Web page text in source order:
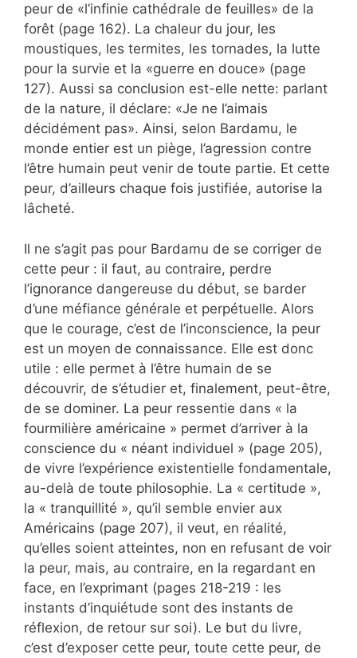
peur de «l’infinie cathédrale de feuilles» de la
forêt (page 162). La chaleur du jour, les
moustiques, les termites, les tornades, la lutte
pour la survie et la «guerre en douce» (page
127). Aussi sa conclusion est-elle nette: parlant
de la nature, il déclare: «Je ne l’aimais
décidément pas». Ainsi, selon Bardamu, le
monde entier est un piège, l’agression contre
l’être humain peut venir de toute partie. Et cette
peur, d’ailleurs chaque fois justifiée, autorise la
lâcheté.
Il ne s’agit pas pour Bardamu de se corriger de
cette peur : il faut, au contraire, perdre
l’ignorance dangereuse du début, se barder
d’une méfiance générale et perpétuelle. Alors
que le courage, c’est de l’inconscience, la peur
est un moyen de connaissance. Elle est donc
utile : elle permet à l’être humain de se
découvrir, de s’étudier et, finalement, peut-être,
de se dominer. La peur ressentie dans « la
fourmilière américaine » permet d’arriver à la
conscience du « néant individuel » (page 205),
de vivre l’expérience existentielle fondamentale,
au-delà de toute philosophie. La « certitude »,
la « tranquillité », qu’il semble envier aux
Américains (page 207), il veut, en réalité,
qu’elles soient atteintes, non en refusant de voir
la peur, mais, au contraire, en la regardant en
face, en l’exprimant (pages 218-219 : les
instants d’inquiétude sont des instants de
réflexion, de retour sur soi). Le but du livre,
c’est d’exposer cette peur, toute cette peur, de